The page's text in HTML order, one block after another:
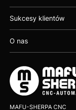
Sukcesy klientów
O nas
MAFU-SHERPA CNC